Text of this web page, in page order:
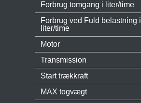
Forbrug tomgang i liter/time
Forbrug ved Fuld belastning i
liter/time
Motor
Transmission
Start trækkraft
MAX togvægt